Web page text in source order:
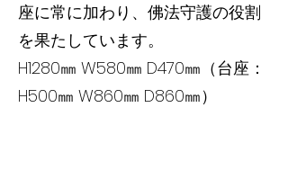
座に常に加わり、佛法守護の役割
を果たしています。
H1280㎜ W580㎜ D470㎜（台座：
H500㎜ W860㎜ D860㎜）